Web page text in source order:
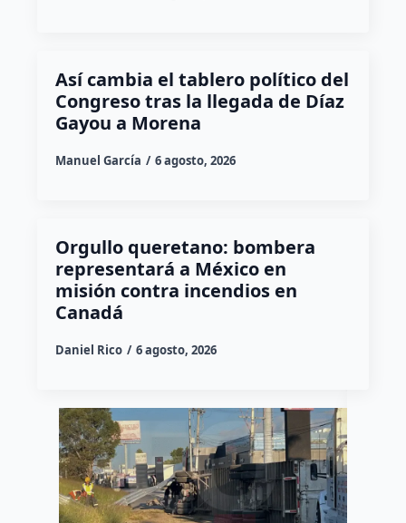
Así cambia el tablero político del
Congreso tras la llegada de Díaz
Gayou a Morena
Manuel García 6 agosto, 2026
Orgullo queretano: bombera
representará a México en
misión contra incendios en
Canadá
Daniel Rico 6 agosto, 2026